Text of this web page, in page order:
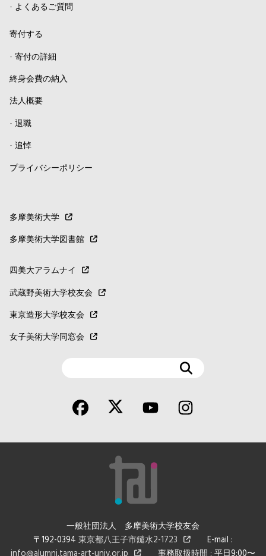
- よくあるご質問
寄付する
- 寄付の詳細
終身会費の納入
法人概要
- 退職
- 追悼
プライバシーポリシー
多摩美術大学
多摩美術大学図書館
四美大アラムナイ
武蔵野美術大学校友会
東京造形大学校友会
女子美術大学同窓会
一般社団法人 多摩美術大学校友会
〒192-0394 東京都八王子市鑓水2-1723
E-mail :